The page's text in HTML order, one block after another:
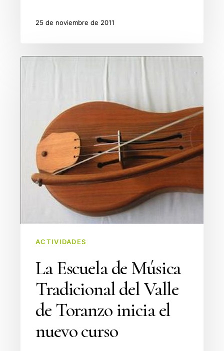
25 de noviembre de 2011
Tradicional
Valle
Toranzo
inicia
ACTIVIDADES
La Escuela de Música
Tradicional del Valle
de Toranzo inicia el
nuevo curso